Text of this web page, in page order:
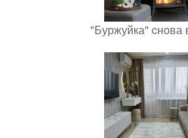
"Буржуйка" cнова